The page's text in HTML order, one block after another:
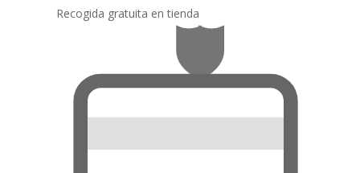
Recogida gratuita en tienda